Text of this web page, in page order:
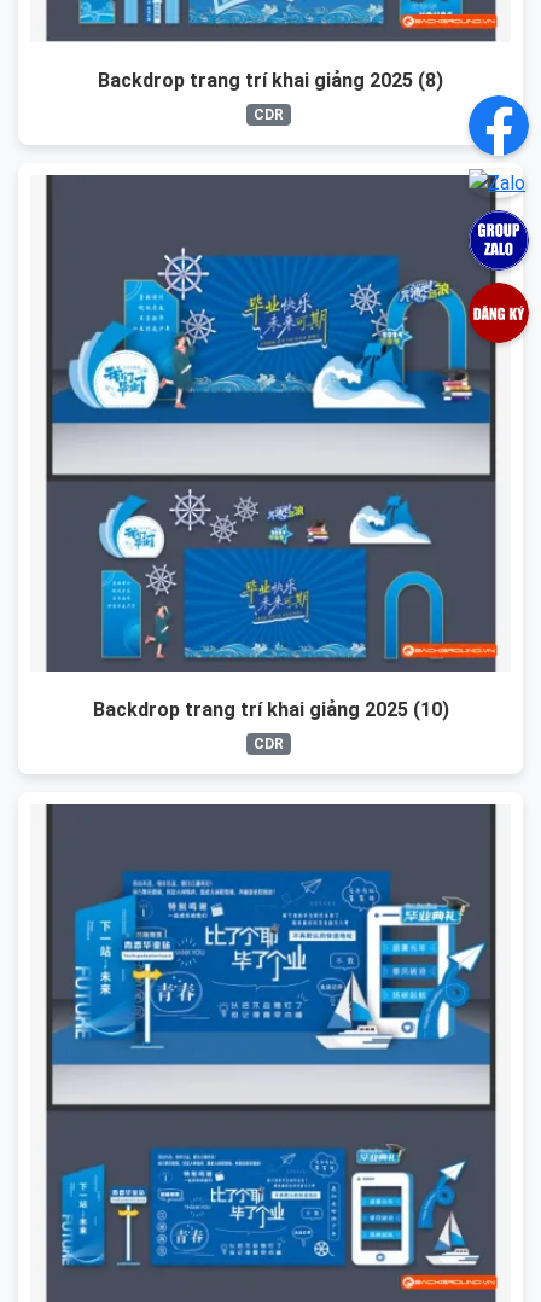
Backdrop trang trí khai giảng 2025 (8)
CDR
Backdrop trang trí khai giảng 2025 (10)
CDR